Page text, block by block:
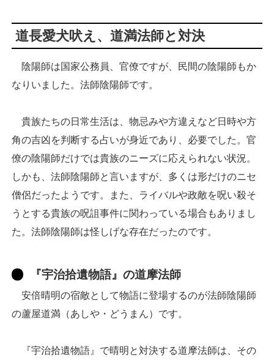
道長愛犬吠え、道満法師と対決
陰陽師は国家公務員、官僚ですが、民間の陰陽師もか
なりいました。法師陰陽師です。
貴族たちの日常生活は、物忌みや方違えなど日時や方
角の吉凶を判断する占いが身近であり、必要でした。官
僚の陰陽師だけでは貴族のニーズに応えられない状況。
しかも、法師陰陽師と言いますが、多くは形だけのニセ
僧侶だったようです。また、ライバルや政敵を呪い殺そ
うとする貴族の呪詛事件に関わっている場合もありまし
た。法師陰陽師は怪しげな存在だったのです。
『宇治拾遺物語』の道摩法師
安倍晴明の宿敵として物語に登場するのが法師陰陽師
の蘆屋道満（あしや・どうまん）です。
『宇治拾遺物語』で晴明と対決する道摩法師は、その